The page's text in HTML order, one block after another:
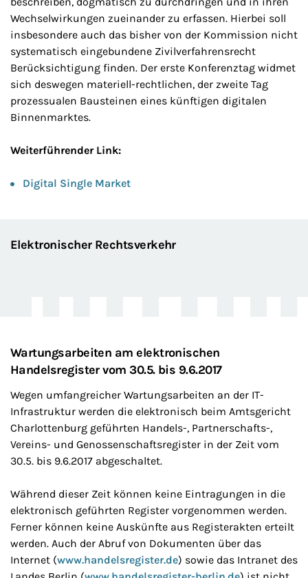
Wechselwirkungen zueinander zu erfassen. Hierbei soll
insbesondere auch das bisher von der Kommission nicht
systematisch eingebundene Zivilverfahrensrecht
Berücksichtigung finden. Der erste Konferenztag widmet
sich deswegen materiell-rechtlichen, der zweite Tag
prozessualen Bausteinen eines künftigen digitalen
Binnenmarktes.
Weiterführender Link:
Digital Single Market
Elektronischer Rechtsverkehr
Wartungsarbeiten am elektronischen
Handelsregister vom 30.5. bis 9.6.2017
Wegen umfangreicher Wartungsarbeiten an der IT-
Infrastruktur werden die elektronisch beim Amtsgericht
Charlottenburg geführten Handels-, Partnerschafts-,
Vereins- und Genossenschaftsregister in der Zeit vom
30.5. bis 9.6.2017 abgeschaltet.
Während dieser Zeit können keine Eintragungen in die
elektronisch geführten Register vorgenommen werden.
Ferner können keine Auskünfte aus Registerakten erteilt
werden. Auch der Abruf von Dokumenten über das
Internet (www.handelsregister.de) sowie das Intranet des